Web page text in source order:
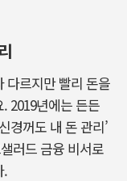
다르지만 빨리 돈을
2019년에는 든든
경꺼도 내 돈 관리’
러드 금융 비서로
.